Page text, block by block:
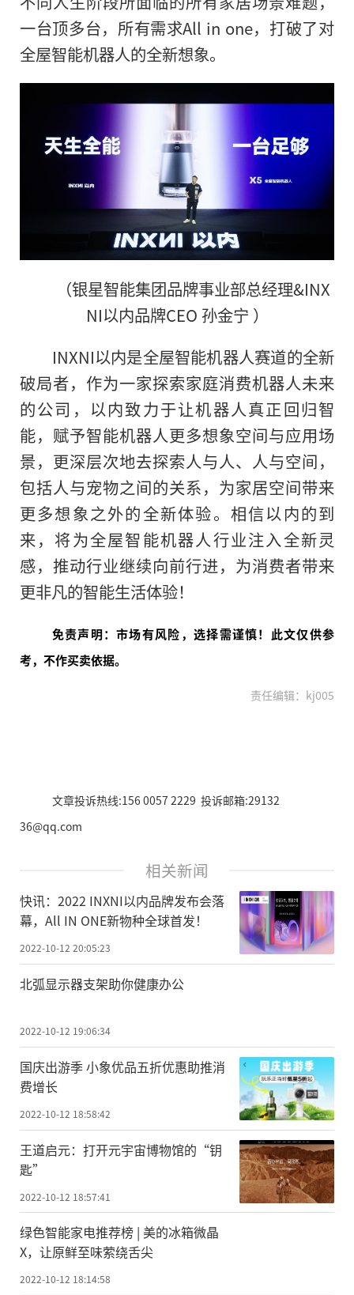
一台顶多台，所有需求All in one，打破了对
全屋智能机器人的全新想象。
（银星智能集团品牌事业部总经理&INX
NI以内品牌CEO 孙金宁 ）
INXNI以内是全屋智能机器人赛道的全新
破局者，作为一家探索家庭消费机器人未来
的公司，以内致力于让机器人真正回归智
能，赋予智能机器人更多想象空间与应用场
景，更深层次地去探索人与人、人与空间，
包括人与宠物之间的关系，为家居空间带来
更多想象之外的全新体验。相信以内的到
来，将为全屋智能机器人行业注入全新灵
感，推动行业继续向前行进，为消费者带来
更非凡的智能生活体验！
免责声明：市场有风险，选择需谨慎！此文仅供参
考，不作买卖依据。
责任编辑：kj005
文章投诉热线:156 0057 2229 投诉邮箱:29132
36@qq.com
相关新闻
快讯：2022 INXNI以内品牌发布会落
幕，All IN ONE新物种全球首发！
2022-10-12 20:05:23
北弧显示器支架助你健康办公
2022-10-12 19:06:34
国庆出游季 小象优品五折优惠助推消
费增长
2022-10-12 18:58:42
王道启元：打开元宇宙博物馆的“钥
匙”
2022-10-12 18:57:41
绿色智能家电推荐榜 | 美的冰箱微晶
X，让原鲜至味萦绕舌尖
2022-10-12 18:14:58